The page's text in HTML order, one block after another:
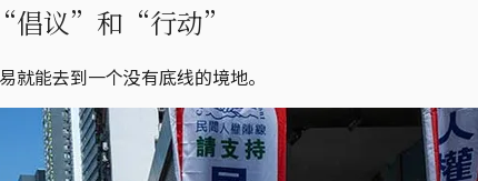
倡议”和“行动”
能去到一个没有底线的境地。